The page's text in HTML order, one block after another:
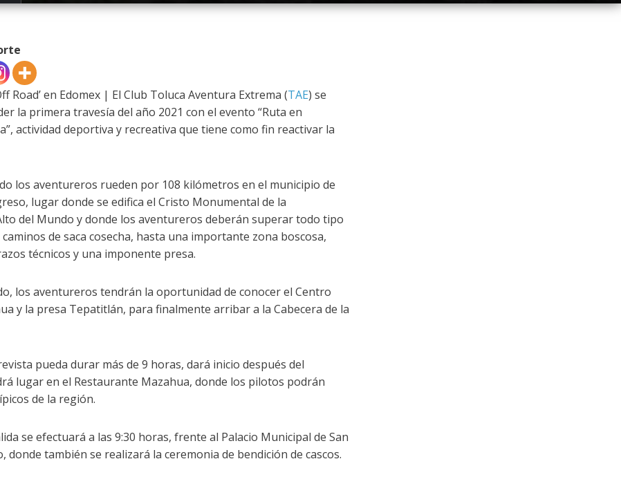
Road’ en Edomex | El Club Toluca Aventura Extrema (TAE) se
la primera travesía del año 2021 con el evento “Ruta en
actividad deportiva y recreativa que tiene como fin reactivar la
los aventureros rueden por 108 kilómetros en el municipio de
lugar donde se edifica el Cristo Monumental de la
del Mundo y donde los aventureros deberán superar todo tipo
de saca cosecha, hasta una importante zona boscosa,
técnicos y una imponente presa.
los aventureros tendrán la oportunidad de conocer el Centro
y la presa Tepatitlán, para finalmente arribar a la Cabecera de la
pueda durar más de 9 horas, dará inicio después del
lugar en el Restaurante Mazahua, donde los pilotos podrán
de la región.
se efectuará a las 9:30 horas, frente al Palacio Municipal de San
donde también se realizará la ceremonia de bendición de cascos.